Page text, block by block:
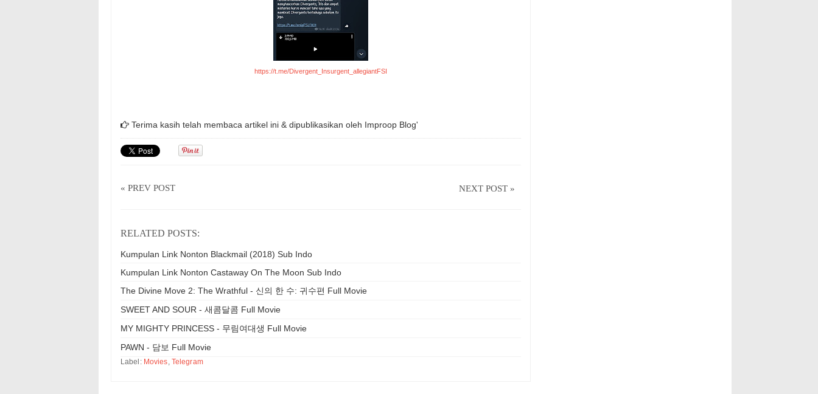
https://t.me/Divergent_Insurgent_allegiantFSI
Terima kasih telah membaca artikel ini & dipublikasikan oleh Improop Blog'
« PREV POST NEXT POST »
RELATED POSTS:
Kumpulan Link Nonton Blackmail (2018) Sub Indo
Kumpulan Link Nonton Castaway On The Moon Sub Indo
The Divine Move 2: The Wrathful - 신의 한 수: 귀수편 Full Movie
SWEET AND SOUR - 새콤달콤 Full Movie
MY MIGHTY PRINCESS - 무림여대생 Full Movie
PAWN - 담보 Full Movie
Label: Movies Telegram